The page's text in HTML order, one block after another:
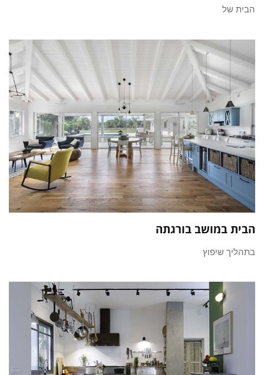
הבית של
הבית במושב בורגתה
בתהליך שיפוץ